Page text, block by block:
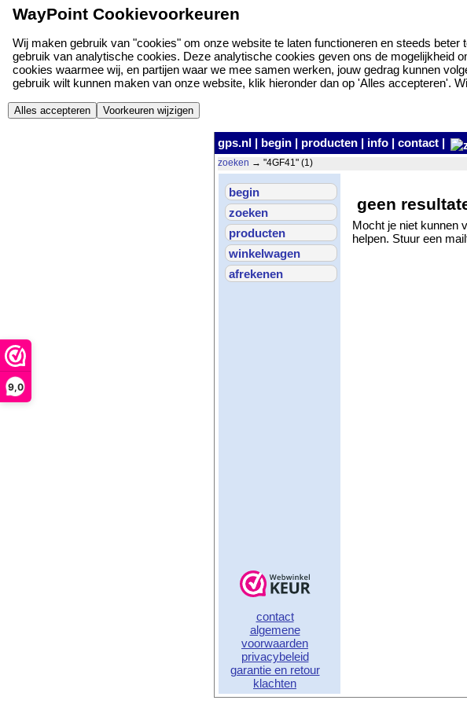
9,0
WayPoint Cookievoorkeuren
Wij maken gebruik van "cookies" om onze website te laten functioneren en steeds
gebruik van analytische cookies. Deze analytische cookies geven ons de mogelijkheid
cookies waarmee wij, en partijen waar we mee samen werken, jouw gedrag kunnen
gebruik wilt kunnen maken van onze website, klik hieronder dan op 'Alles accepteren'.
Alles accepteren Voorkeuren wijzigen
gps.nl | begin | producten | info | contact |
zoeken → "4GF41" (1)
begin
zoeken
producten
winkelwagen
afrekenen
contact
algemene
voorwaarden
privacybeleid
garantie en retour
klachten
geen
Mocht je niet kunnen
helpen. Stuur een